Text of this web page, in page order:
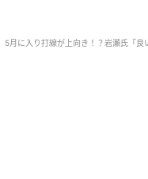
5月に入り打線が上向き！？岩瀬氏「良